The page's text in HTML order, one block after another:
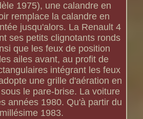
1975), une calandre en
remplace la calandre en
jusqu'alors. La Renault 4
ses petits clignotants ronds
que les feux de position
ailes avant, au profit de
intégrant les feux
une grille d'aération en
le pare-brise. La voiture
années 1980. Qu'à partir du
millésime 1983.